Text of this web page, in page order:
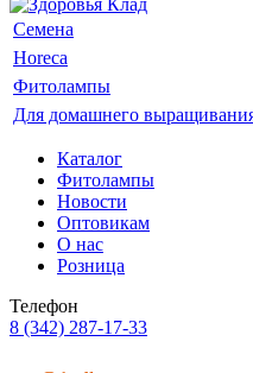
Семена
Horeca
Фитолампы
Для домашнего
Каталог
Фитолампы
Новости
Оптовикам
О нас
Розница
Телефон
8 (342) 287-17-33